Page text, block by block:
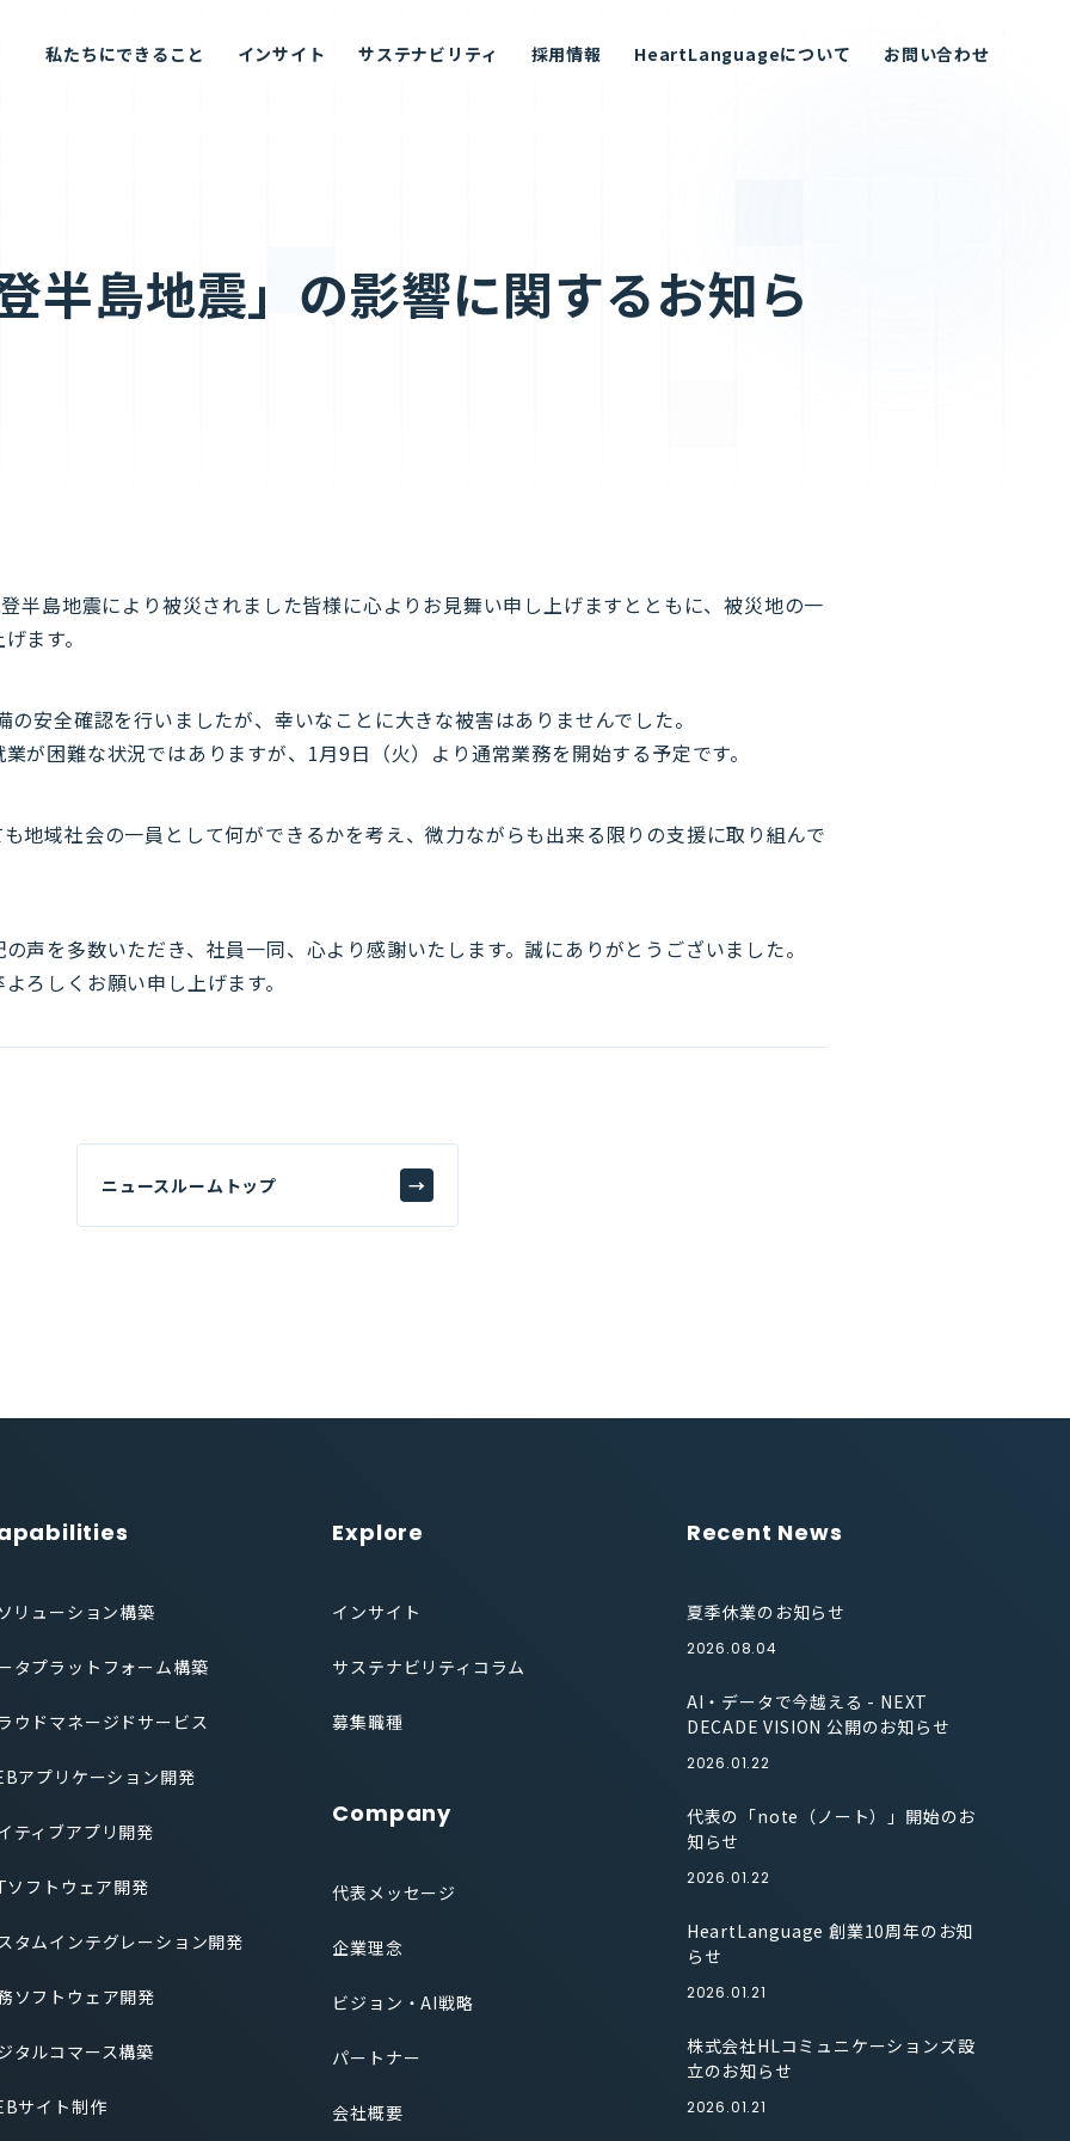
私たちにできること インサイト サステナビリティ 採用情報 HeartLanguageについて お問い合わせ
半島地震」の影響に関するお知ら
半島地震により被災されました皆様に心よりお見舞い申し上げますとともに、被災地の一
ます。
安全確認を行いましたが、幸いなことに大きな被害はありませんでした。
が困難な状況ではありますが、1月9日（火）より通常業務を開始する予定です。
地域社会の一員として何ができるかを考え、微力ながらも出来る限りの支援に取り組んで
声を多数いただき、社員一同、心より感謝いたします。誠にありがとうございました。
ろしくお願い申し上げます。
ニュースルームトップ →
リューション構築
タプラットフォーム構築
ウドマネージドサービス
アプリケーション開発
ティブアプリ開発
ソフトウェア開発
タムインテグレーション開発
ソフトウェア開発
タルコマース構築
サイト制作
Explore
インサイト
サステナビリティコラム
募集職種
Company
代表メッセージ
企業理念
ビジョン・AI戦略
パートナー
会社概要
Recent News
夏季休業のお知らせ
2026.08.04
AI・データで今越える - NEXT
DECADE VISION 公開のお知らせ
2026.01.22
代表の「note（ノート）」開始のお
知らせ
2026.01.22
HeartLanguage 創業10周年のお知
らせ
2026.01.21
株式会社HLコミュニケーションズ設
立のお知らせ
2026.01.21